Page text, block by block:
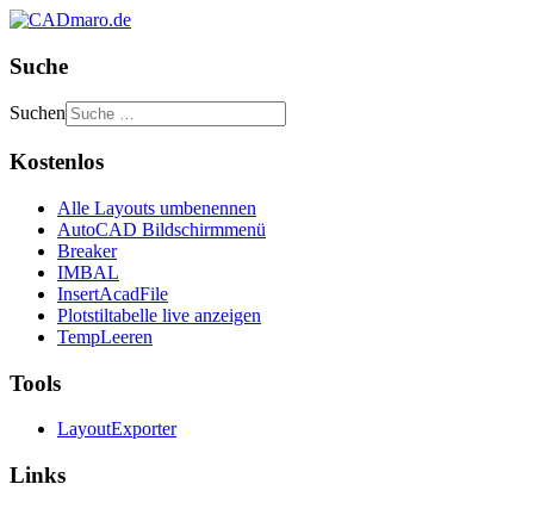
Suche
Suchen
Kostenlos
Alle Layouts umbenennen
AutoCAD Bildschirmmenü
Breaker
IMBAL
InsertAcadFile
Plotstiltabelle live anzeigen
TempLeeren
Tools
LayoutExporter
Links